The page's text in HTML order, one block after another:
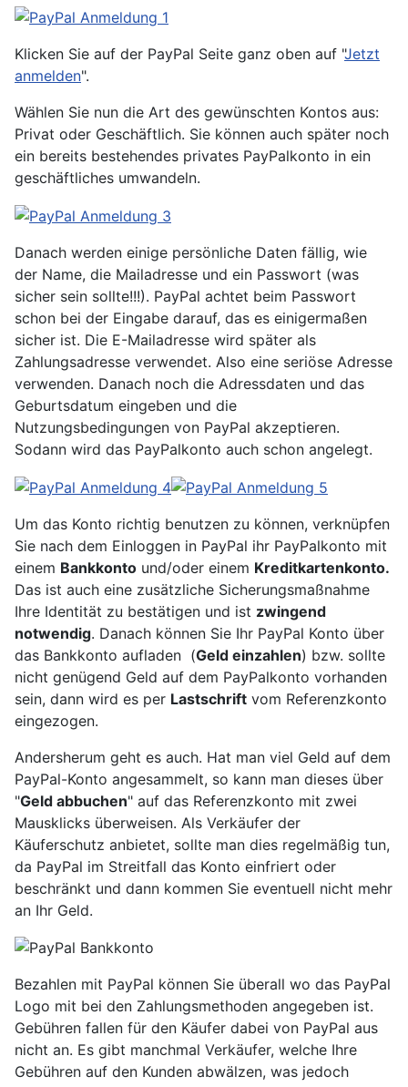
Klicken Sie auf der PayPal Seite ganz oben auf "Jetzt
anmelden".
Wählen Sie nun die Art des gewünschten Kontos aus:
Privat oder Geschäftlich. Sie können auch später noch
ein bereits bestehendes privates PayPalkonto in ein
geschäftliches umwandeln.
Danach werden einige persönliche Daten fällig, wie
der Name, die Mailadresse und ein Passwort (was
sicher sein sollte!!!). PayPal achtet beim Passwort
schon bei der Eingabe darauf, das es einigermaßen
sicher ist. Die E-Mailadresse wird später als
Zahlungsadresse verwendet. Also eine seriöse Adresse
verwenden. Danach noch die Adressdaten und das
Geburtsdatum eingeben und die
Nutzungsbedingungen von PayPal akzeptieren.
Sodann wird das PayPalkonto auch schon angelegt.
Um das Konto richtig benutzen zu können, verknüpfen
Sie nach dem Einloggen in PayPal ihr PayPalkonto mit
einem Bankkonto und/oder einem Kreditkartenkonto.
Das ist auch eine zusätzliche Sicherungsmaßnahme
Ihre Identität zu bestätigen und ist zwingend
notwendig. Danach können Sie Ihr PayPal Konto über
das Bankkonto aufladen (Geld einzahlen) bzw. sollte
nicht genügend Geld auf dem PayPalkonto vorhanden
sein, dann wird es per Lastschrift vom Referenzkonto
eingezogen.
Andersherum geht es auch. Hat man viel Geld auf dem
PayPal-Konto angesammelt, so kann man dieses über
"Geld abbuchen" auf das Referenzkonto mit zwei
Mausklicks überweisen. Als Verkäufer der
Käuferschutz anbietet, sollte man dies regelmäßig tun,
da PayPal im Streitfall das Konto einfriert oder
beschränkt und dann kommen Sie eventuell nicht mehr
an Ihr Geld.
Bezahlen mit PayPal können Sie überall wo das PayPal
Logo mit bei den Zahlungsmethoden angegeben ist.
Gebühren fallen für den Käufer dabei von PayPal aus
nicht an. Es gibt manchmal Verkäufer, welche Ihre
Gebühren auf den Kunden abwälzen, was jedoch